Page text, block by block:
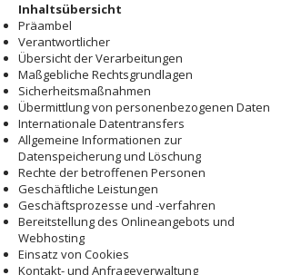
Inhaltsübersicht
Präambel
Verantwortlicher
Übersicht der Verarbeitungen
Maßgebliche Rechtsgrundlagen
Sicherheitsmaßnahmen
Übermittlung von personenbezogenen Daten
Internationale Datentransfers
Allgemeine Informationen zur
Datenspeicherung und Löschung
Rechte der betroffenen Personen
Geschäftliche Leistungen
Geschäftsprozesse und -verfahren
Bereitstellung des Onlineangebots und
Webhosting
Einsatz von Cookies
Kontakt- und Anfrageverwaltung